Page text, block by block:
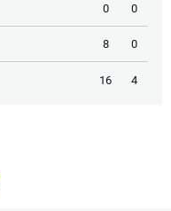
0 0
8 0
16 4